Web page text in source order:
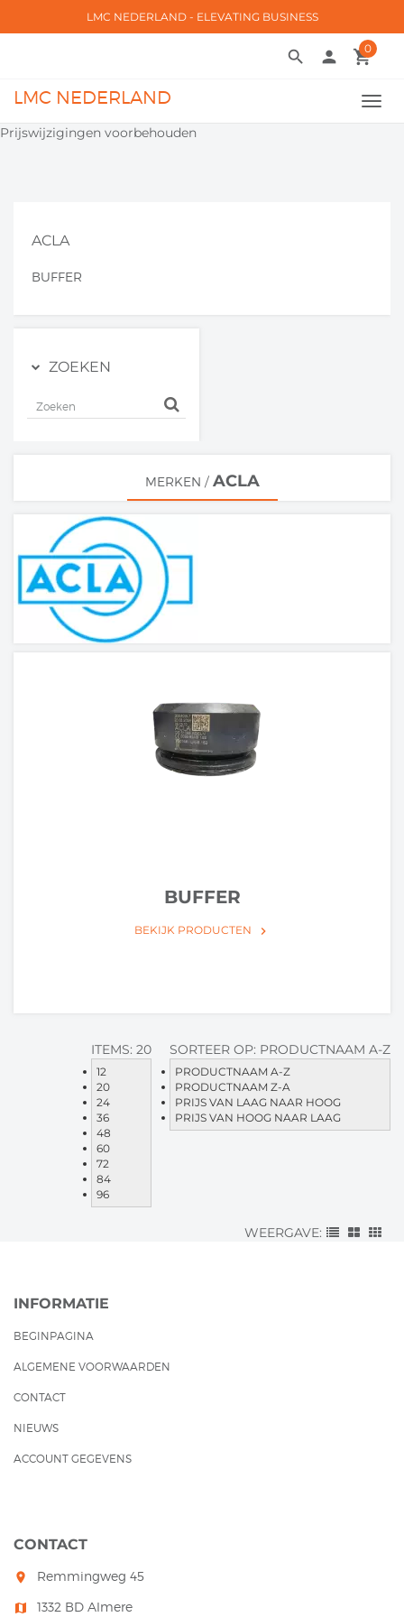
Prijswijzigingen voorbehouden
LMC NEDERLAND - ELEVATING BUSINESS
local_grocery_store
0
search person
LMC NEDERLAND
ACLA
BUFFER
ZOEKEN
MERKEN / ACLA
BUFFER
BEKIJK PRODUCTEN keyboard_arrow_right
SORTEER OP: PRODUCTNAAM A-Z
PRODUCTNAAM A-Z
PRODUCTNAAM Z-A
PRIJS VAN LAAG NAAR HOOG
PRIJS VAN HOOG NAAR LAAG
ITEMS: 20
12
20
24
36
48
60
72
84
96
WEERGAVE:
INFORMATIE
BEGINPAGINA
ALGEMENE VOORWAARDEN
CONTACT
NIEUWS
ACCOUNT GEGEVENS
CONTACT
room Remmingweg 45
map 1332 BD Almere